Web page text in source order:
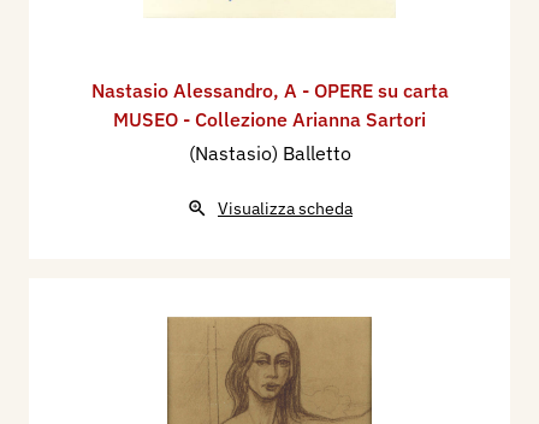
Nastasio Alessandro, A - OPERE su carta
MUSEO - Collezione Arianna Sartori
(Nastasio) Balletto
Visualizza scheda